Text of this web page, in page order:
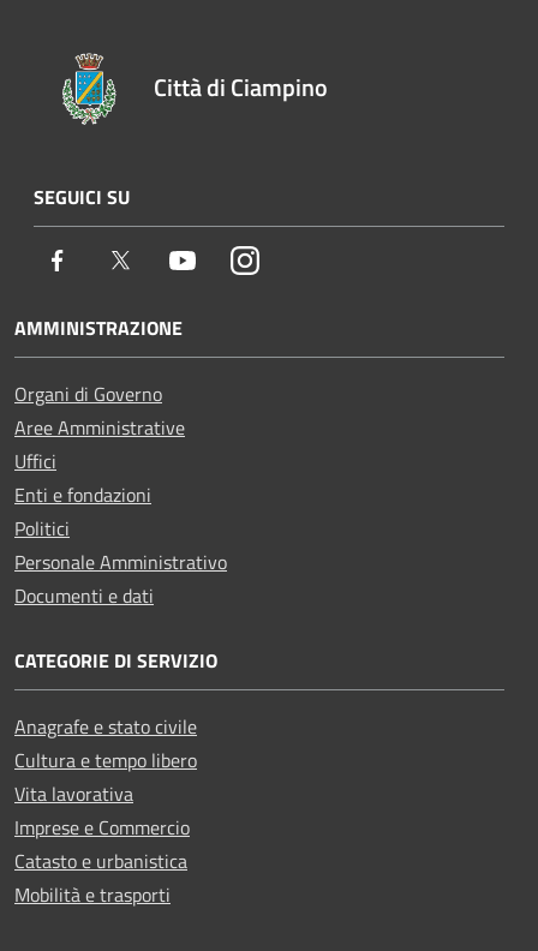
Città di Ciampino
SEGUICI SU
Facebook Twitter YoutubeInstagram
AMMINISTRAZIONE
Organi di Governo
Aree Amministrative
Uffici
Enti e fondazioni
Politici
Personale Amministrativo
Documenti e dati
CATEGORIE DI SERVIZIO
Anagrafe e stato civile
Cultura e tempo libero
Vita lavorativa
Imprese e Commercio
Catasto e urbanistica
Mobilità e trasporti